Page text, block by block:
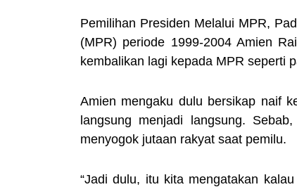
Pemilihan Presiden Melalui MPR,
(MPR) periode 1999-2004 Amien
kembalikan lagi kepada MPR seperti
Amien mengaku dulu bersikap naif
langsung menjadi langsung.
menyogok jutaan rakyat saat pemilu.
“Jadi dulu, itu kita mengatakan